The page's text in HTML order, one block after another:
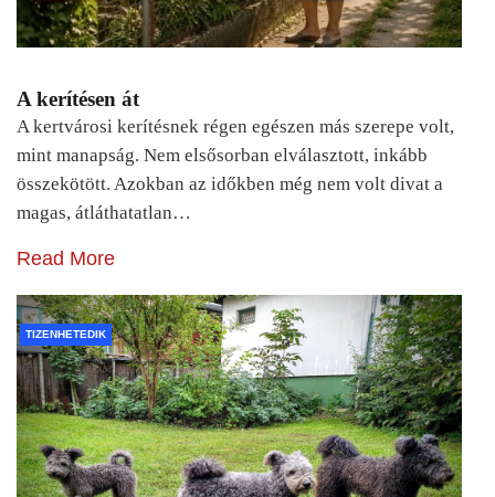
A kerítésen át
A kertvárosi kerítésnek régen egészen más szerepe volt,
mint manapság. Nem elsősorban elválasztott, inkább
összekötött. Azokban az időkben még nem volt divat a
magas, átláthatatlan…
Read More
TIZENHETEDIK